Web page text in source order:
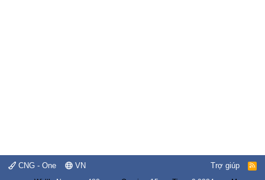
CNG - One VN Trợ giúp
R